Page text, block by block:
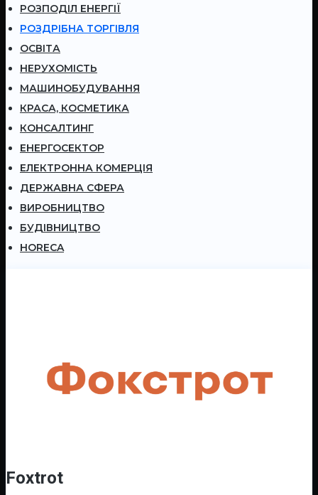
РОЗПОДІЛ ЕНЕРГІЇ
РОЗДРІБНА ТОРГІВЛЯ
ОСВІТА
НЕРУХОМІСТЬ
МАШИНОБУДУВАННЯ
КРАСА, КОСМЕТИКА
КОНСАЛТИНГ
ЕНЕРГОСЕКТОР
ЕЛЕКТРОННА КОМЕРЦІЯ
ДЕРЖАВНА СФЕРА
ВИРОБНИЦТВО
БУДІВНИЦТВО
HORECA
Foxtrot